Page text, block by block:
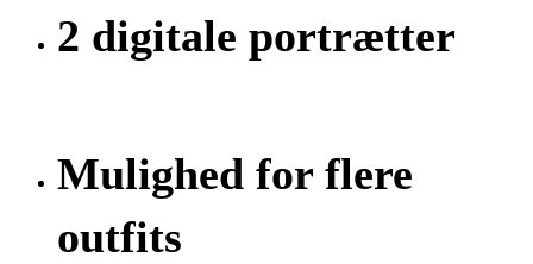
2 digitale portrætter
Mulighed for flere
outfits